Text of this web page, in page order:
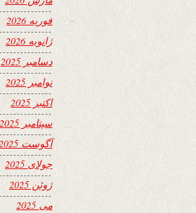
فوریه 2026
ژانویه 2026
دسامبر 2025
نوامبر 2025
اکتبر 2025
سپتامبر 2025
آگوست 2025
جولای 2025
ژوئن 2025
می 2025